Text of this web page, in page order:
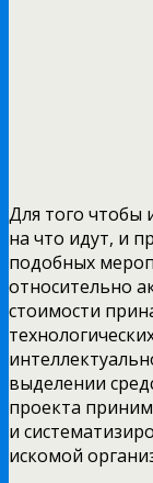
Для того чтобы
на что идут, и
подобных
относительно
стоимости
выделении
проекта
и
искомой